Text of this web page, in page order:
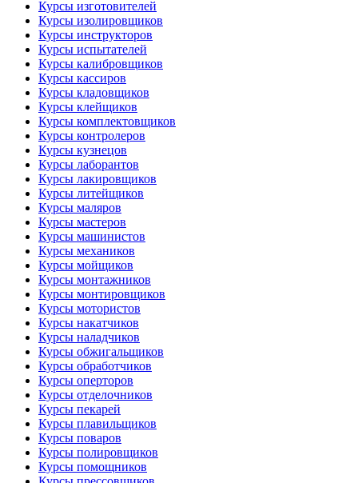
Курсы изготовителей
Курсы изолировщиков
Курсы инструкторов
Курсы испытателей
Курсы калибровщиков
Курсы кассиров
Курсы кладовщиков
Курсы клейщиков
Курсы комплектовщиков
Курсы контролеров
Курсы кузнецов
Курсы лаборантов
Курсы лакировщиков
Курсы литейщиков
Курсы маляров
Курсы мастеров
Курсы машинистов
Курсы механиков
Курсы мойщиков
Курсы монтажников
Курсы монтировщиков
Курсы мотористов
Курсы накатчиков
Курсы наладчиков
Курсы обжигальщиков
Курсы обработчиков
Курсы оперторов
Курсы отделочников
Курсы пекарей
Курсы плавильщиков
Курсы поваров
Курсы полировщиков
Курсы помощников